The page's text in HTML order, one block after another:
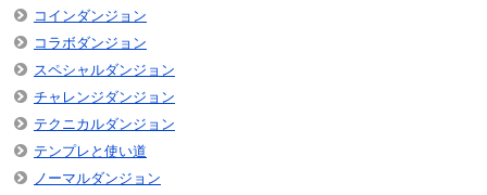
コインダンジョン
コラボダンジョン
スペシャルダンジョン
チャレンジダンジョン
テクニカルダンジョン
テンプレと使い道
ノーマルダンジョン